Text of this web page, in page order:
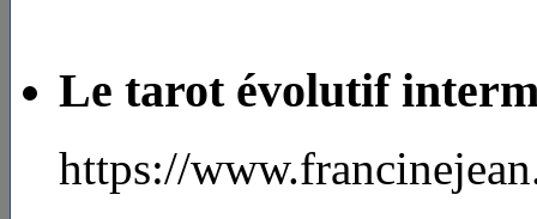
Le tarot évolutif
https://